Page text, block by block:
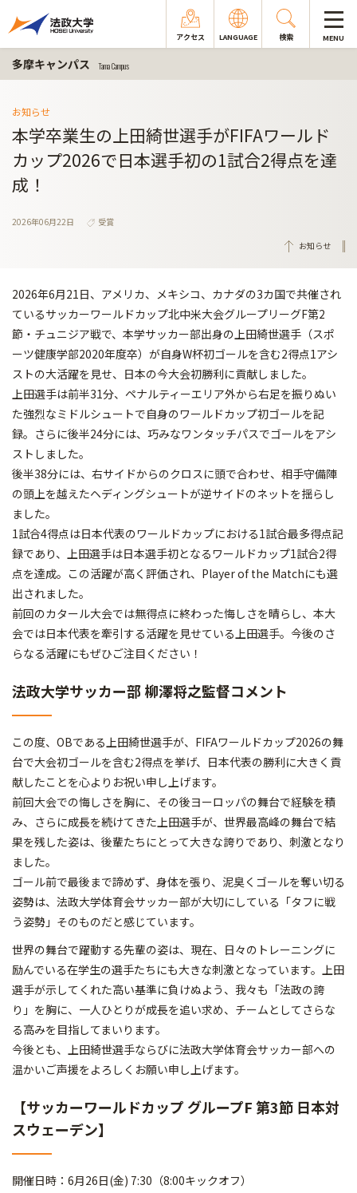
アクセス LANGUAGE 検索 MENU
多摩キャンパス Tama Campus
お知らせ
本学卒業生の上田綺世選手がFIFAワールド
カップ2026で日本選手初の1試合2得点を達
成！
2026年06月22日
受賞
お知らせ
2026年6月21日、アメリカ、メキシコ、カナダの3カ国で共催され
ているサッカーワールドカップ北中米大会グループリーグF第2
節・チュニジア戦で、本学サッカー部出身の上田綺世選手（スポ
ーツ健康学部2020年度卒）が自身W杯初ゴールを含む2得点1アシ
ストの大活躍を見せ、日本の今大会初勝利に貢献しました。
上田選手は前半31分、ペナルティーエリア外から右足を振りぬい
た強烈なミドルシュートで自身のワールドカップ初ゴールを記
録。さらに後半24分には、巧みなワンタッチパスでゴールをアシ
ストしました。
後半38分には、右サイドからのクロスに頭で合わせ、相手守備陣
の頭上を越えたヘディングシュートが逆サイドのネットを揺らし
ました。
1試合4得点は日本代表のワールドカップにおける1試合最多得点記
録であり、上田選手は日本選手初となるワールドカップ1試合2得
点を達成。この活躍が高く評価され、Player of the Matchにも選
出されました。
前回のカタール大会では無得点に終わった悔しさを晴らし、本大
会では日本代表を牽引する活躍を見せている上田選手。今後のさ
らなる活躍にもぜひご注目ください！
法政大学サッカー部 柳澤将之監督コメント
この度、OBである上田綺世選手が、FIFAワールドカップ2026の舞
台で大会初ゴールを含む2得点を挙げ、日本代表の勝利に大きく貢
献したことを心よりお祝い申し上げます。
前回大会での悔しさを胸に、その後ヨーロッパの舞台で経験を積
み、さらに成長を続けてきた上田選手が、世界最高峰の舞台で結
果を残した姿は、後輩たちにとって大きな誇りであり、刺激となり
ました。
ゴール前で最後まで諦めず、身体を張り、泥臭くゴールを奪い切る
姿勢は、法政大学体育会サッカー部が大切にしている「タフに戦
う姿勢」そのものだと感じています。
世界の舞台で躍動する先輩の姿は、現在、日々のトレーニングに
励んでいる在学生の選手たちにも大きな刺激となっています。上田
選手が示してくれた高い基準に負けぬよう、我々も「法政の誇
り」を胸に、一人ひとりが成長を追い求め、チームとしてさらな
る高みを目指してまいります。
今後とも、上田綺世選手ならびに法政大学体育会サッカー部への
温かいご声援をよろしくお願い申し上げます。
【サッカーワールドカップ グループF 第3節 日本対
スウェーデン】
開催日時：6月26日(金) 7:30（8:00キックオフ）